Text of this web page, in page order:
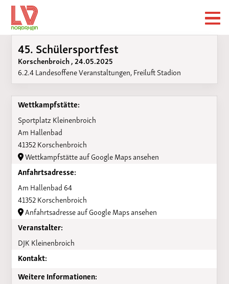
45. Schülersportfest
Korschenbroich , 24.05.2025
6.2.4 Landesoffene Veranstaltungen, Freiluft Stadion
Wettkampfstätte:
Sportplatz Kleinenbroich
Am Hallenbad
41352 Korschenbroich
Wettkampfstätte auf Google Maps ansehen
Anfahrtsadresse:
Am Hallenbad 64
41352 Korschenbroich
Anfahrtsadresse auf Google Maps ansehen
Veranstalter:
DJK Kleinenbroich
Kontakt:
Weitere Informationen: